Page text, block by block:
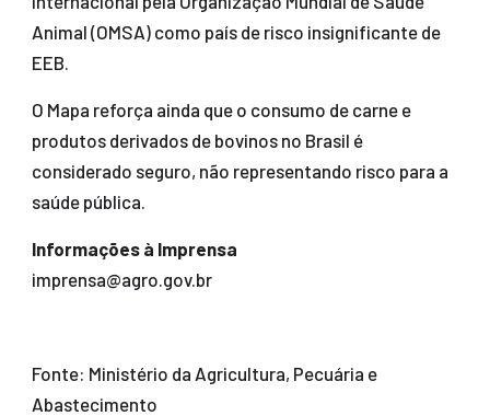
Animal (OMSA) como país de risco insignificante de
EEB.
O Mapa reforça ainda que o consumo de carne e
produtos derivados de bovinos no Brasil é
considerado seguro, não representando risco para a
saúde pública.
Informações à Imprensa
imprensa@agro.gov.br
Fonte: Ministério da Agricultura, Pecuária e
Abastecimento